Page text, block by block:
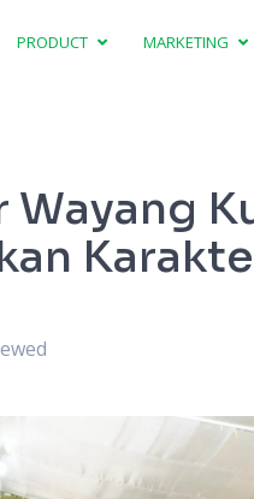
PRODUCT MARKETING
Wayang